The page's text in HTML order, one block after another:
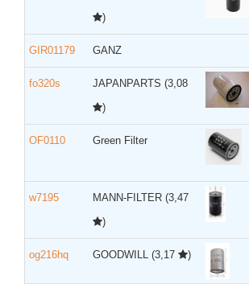
)
GIR01179 GANZ
fo320s JAPANPARTS (3,08
)
OF0110 Green Filter
w7195 MANN-FILTER (3,47
)
og216hq GOODWILL (3,17 )